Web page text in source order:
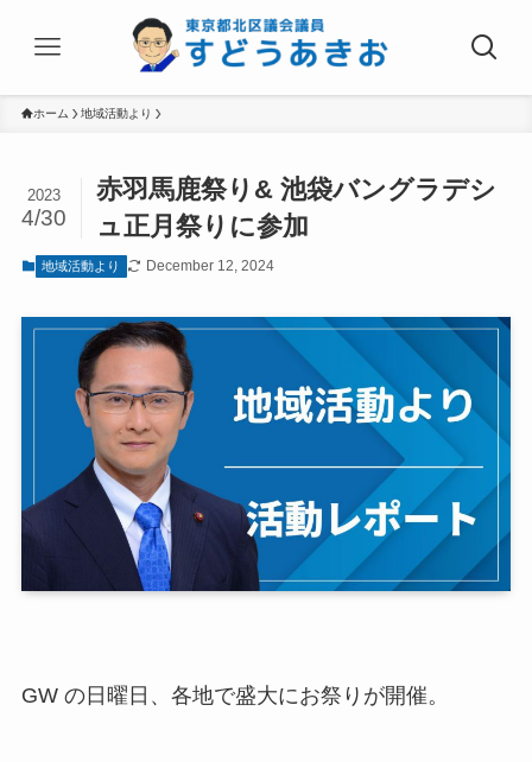
ホーム 地域活動より
赤羽馬鹿祭り& 池袋バングラデシ
ュ正月祭りに参加
2023
4/30
地域活動より December 12, 2024
GW の日曜日、各地で盛大にお祭りが開催。